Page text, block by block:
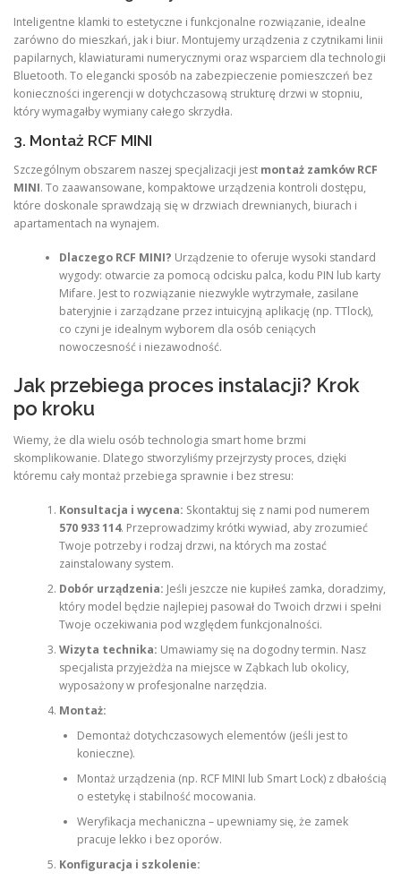
Inteligentne klamki to estetyczne i funkcjonalne rozwiązanie, idealne
zarówno do mieszkań, jak i biur. Montujemy urządzenia z czytnikami linii
papilarnych, klawiaturami numerycznymi oraz wsparciem dla technologii
Bluetooth. To elegancki sposób na zabezpieczenie pomieszczeń bez
konieczności ingerencji w dotychczasową strukturę drzwi w stopniu,
który wymagałby wymiany całego skrzydła.
3. Montaż RCF MINI
Szczególnym obszarem naszej specjalizacji jest montaż zamków RCF
MINI. To zaawansowane, kompaktowe urządzenia kontroli dostępu,
które doskonale sprawdzają się w drzwiach drewnianych, biurach i
apartamentach na wynajem.
Dlaczego RCF MINI? Urządzenie to oferuje wysoki standard
wygody: otwarcie za pomocą odcisku palca, kodu PIN lub karty
Mifare. Jest to rozwiązanie niezwykle wytrzymałe, zasilane
bateryjnie i zarządzane przez intuicyjną aplikację (np. TTlock),
co czyni je idealnym wyborem dla osób ceniących
nowoczesność i niezawodność.
Jak przebiega proces instalacji? Krok
po kroku
Wiemy, że dla wielu osób technologia smart home brzmi
skomplikowanie. Dlatego stworzyliśmy przejrzysty proces, dzięki
któremu cały montaż przebiega sprawnie i bez stresu:
Konsultacja i wycena: Skontaktuj się z nami pod numerem
570 933 114. Przeprowadzimy krótki wywiad, aby zrozumieć
Twoje potrzeby i rodzaj drzwi, na których ma zostać
zainstalowany system.
Dobór urządzenia: Jeśli jeszcze nie kupiłeś zamka, doradzimy,
który model będzie najlepiej pasował do Twoich drzwi i spełni
Twoje oczekiwania pod względem funkcjonalności.
Wizyta technika: Umawiamy się na dogodny termin. Nasz
specjalista przyjeżdża na miejsce w Ząbkach lub okolicy,
wyposażony w profesjonalne narzędzia.
Montaż:
Demontaż dotychczasowych elementów (jeśli jest to
konieczne).
Montaż urządzenia (np. RCF MINI lub Smart Lock) z dbałością
o estetykę i stabilność mocowania.
Weryfikacja mechaniczna – upewniamy się, że zamek
pracuje lekko i bez oporów.
Konfiguracja i szkolenie: